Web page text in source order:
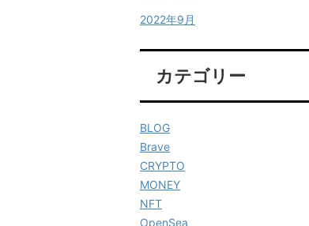
2022年9月
カテゴリー
BLOG
Brave
CRYPTO
MONEY
NFT
OpenSea